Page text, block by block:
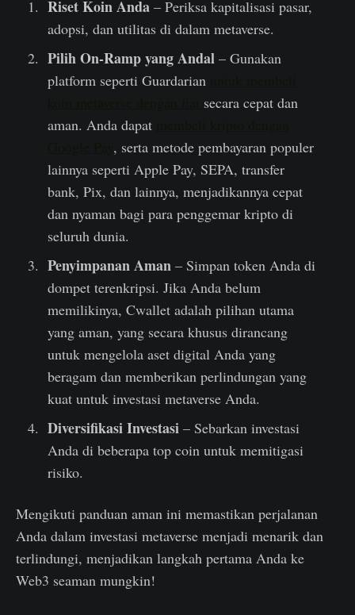
Riset Koin Anda– Periksa kapitalisasi pasar,
adopsi, dan utilitas di dalam metaverse.
Pilih On-Ramp yang Andal – Gunakan
platform seperti Guardarian
secara cepat dan
aman. Anda dapat
, serta metode pembayaran populer
lainnya seperti Apple Pay, SEPA, transfer
bank, Pix, dan lainnya, menjadikannya cepat
dan nyaman bagi para penggemar kripto di
seluruh dunia.
Penyimpanan Aman – Simpan token Anda di
dompet terenkripsi. Jika Anda belum
memilikinya, Cwallet adalah pilihan utama
yang aman, yang secara khusus dirancang
untuk mengelola aset digital Anda yang
beragam dan memberikan perlindungan yang
kuat untuk investasi metaverse Anda.
Diversifikasi Investasi – Sebarkan investasi
Anda di beberapa top coin untuk memitigasi
risiko.
Mengikuti panduan aman ini memastikan perjalanan
Anda dalam investasi metaverse menjadi menarik dan
terlindungi, menjadikan langkah pertama Anda ke
Web3 seaman mungkin!